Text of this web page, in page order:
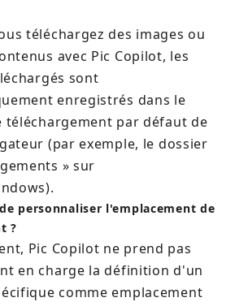
téléchargez des images ou
avec Pic Copilot, les
sont
enregistrés dans le
téléchargement par défaut de
(par exemple, le dossier
» sur
personnaliser l'emplacement de
?
Pic Copilot ne prend pas
en charge la définition d'un
comme emplacement